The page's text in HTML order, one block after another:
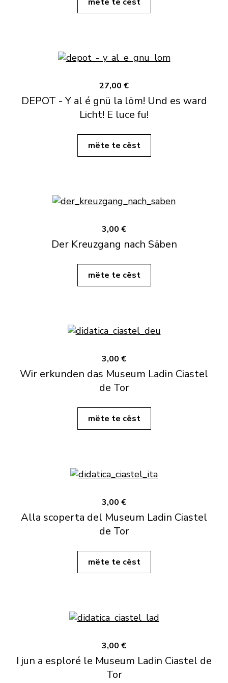
27,00 €
DEPOT - Y al é gnü la löm! Und es ward
Licht! E luce fu!
mëte te cëst
3,00 €
Der Kreuzgang nach Säben
mëte te cëst
3,00 €
Wir erkunden das Museum Ladin Ciastel
de Tor
mëte te cëst
3,00 €
Alla scoperta del Museum Ladin Ciastel
de Tor
mëte te cëst
3,00 €
I jun a esploré le Museum Ladin Ciastel de
Tor